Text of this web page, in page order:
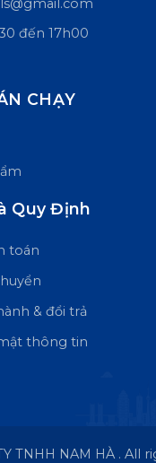
đến 17h00
CHẠY
Quy Định
toán
& đổi trả
thông tin
TNHH NAM HÀ . All